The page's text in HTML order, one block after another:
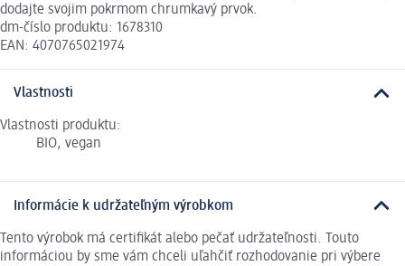
dodajte svojim pokrmom chrumkavý prvok.
dm-číslo produktu: 1678310
EAN: 4070765021974
Vlastnosti
Vlastnosti produktu:
BIO, vegan
Informácie k udržateľným výrobkom
Tento výrobok má certifikát alebo pečať udržateľnosti. Touto
informáciou by sme vám chceli uľahčiť rozhodovanie pri výbere